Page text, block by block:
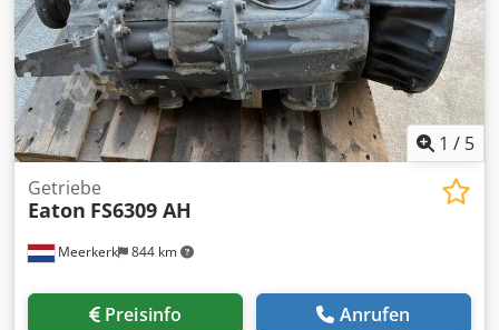
1 / 5
Meerkerk 844 km
Getriebe
Eaton FS6309 AH
Preisinfo Anrufen